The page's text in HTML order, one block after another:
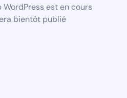
est en cours
bientôt publié